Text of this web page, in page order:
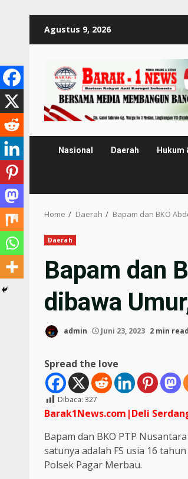
Agustus 9, 2026
Nasional Daerah Hukum
Home Daerah Bapam dan BKO
Daerah
Bapam dan
dibawa
admin Juni 23, 2023 2 min read
Spread the love
Dibaca: 327
Barak1News.com|Deli
Bapam dan BKO PTP
satunya adalah FS usia 16
Polsek Pagar Merbau.